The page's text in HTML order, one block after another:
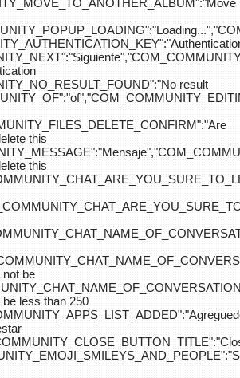
result
this
this
be
less than 250